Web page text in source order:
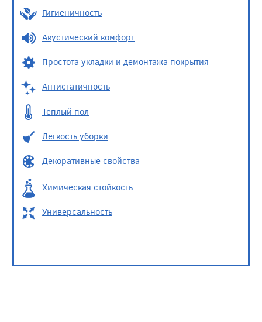
Гигиеничность
Акустический комфорт
Простота укладки и демонтажа покрытия
Антистатичность
Теплый пол
Легкость уборки
Декоративные свойства
Химическая стойкость
Универсальность